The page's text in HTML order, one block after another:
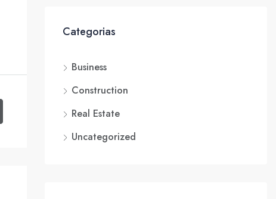
Categorias
Business
Construction
Real Estate
Uncategorized